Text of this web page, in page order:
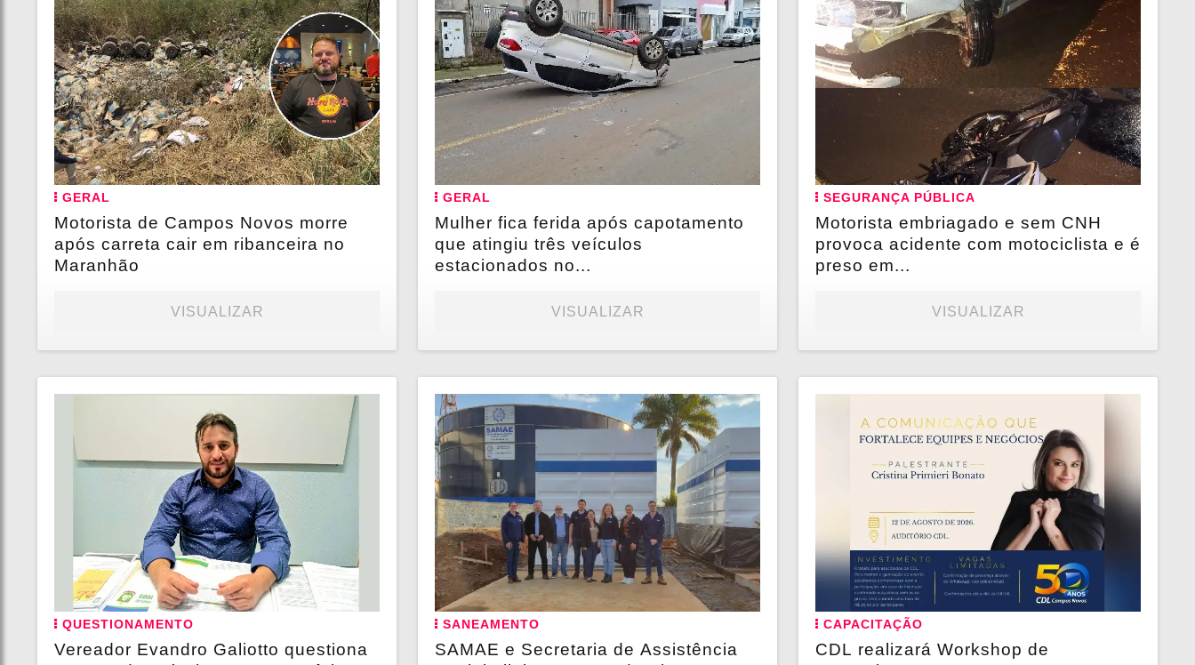
GERAL
Motorista de Campos Novos morre
após carreta cair em ribanceira no
Maranhão
VISUALIZAR
GERAL
Mulher fica ferida após capotamento
que atingiu três veículos
estacionados no...
VISUALIZAR
SEGURANÇA PÚBLICA
Motorista embriagado e sem CNH
provoca acidente com motociclista e é
preso em...
VISUALIZAR
QUESTIONAMENTO
Vereador Evandro Galiotto questiona
SANEAMENTO
SAMAE e Secretaria de Assistência
CAPACITAÇÃO
CDL realizará Workshop de